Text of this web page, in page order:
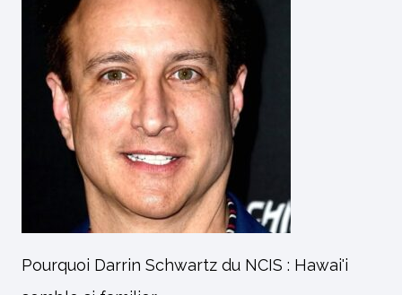
Pourquoi Darrin Schwartz du NCIS : Hawai'i